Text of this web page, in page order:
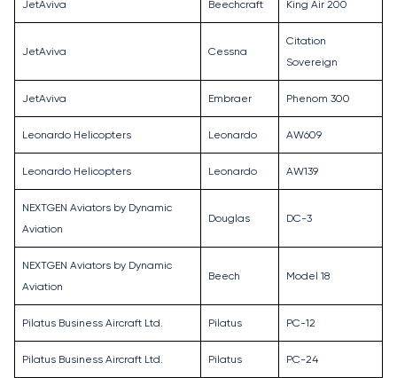
JetAviva Beechcraft King Air 200
JetAviva Cessna
Citation
Sovereign
JetAviva Embraer Phenom 300
Leonardo Helicopters Leonardo AW609
Leonardo Helicopters Leonardo AW139
NEXTGEN Aviators by Dynamic
Aviation
Douglas DC-3
NEXTGEN Aviators by Dynamic
Aviation
Beech Model 18
Pilatus Business Aircraft Ltd. Pilatus PC-12
Pilatus Business Aircraft Ltd. Pilatus PC-24